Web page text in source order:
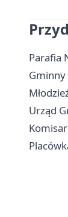
Parafia
Gminny
Urząd